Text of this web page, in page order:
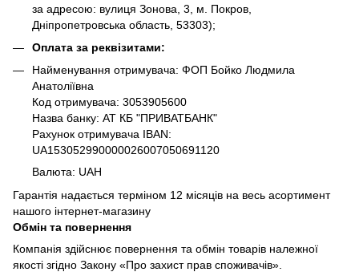
за адресою: вулиця Зонова, 3, м. Покров,
Дніпропетровська область, 53303);
Оплата за реквізитами:
Найменування отримувача: ФОП Бойко Людмила
Анатоліївна
Код отримувача: 3053905600
Назва банку: АТ КБ "ПРИВАТБАНК"
Рахунок отримувача IBAN:
UA153052990000026007050691120
Валюта: UAH
Гарантія надається терміном 12 місяців на весь асортимент
нашого інтернет-магазину
Обмін та повернення
Компанія здійснює повернення та обмін товарів належної
якості згідно Закону «Про захист прав споживачів».